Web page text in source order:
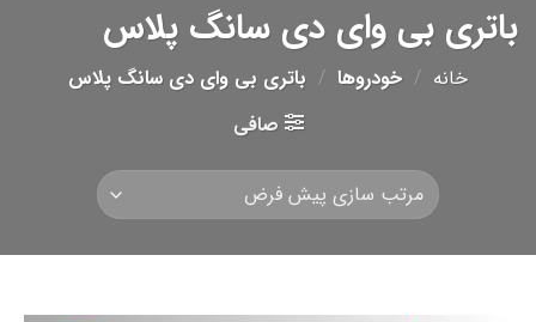
باتری بی وای دی سانگ پلاس
خانه / خودروها / باتری بی وای دی سانگ پلاس
صافی